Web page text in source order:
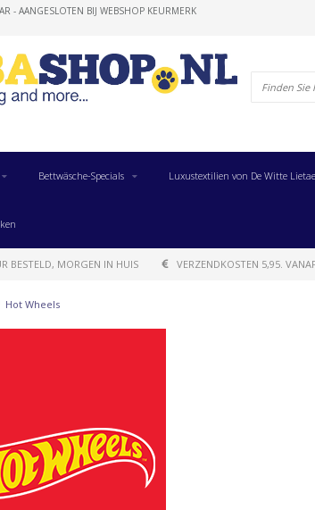
- AANGESLOTEN BIJ WEBSHOP KEURMERK
Bettwäsche-Specials Luxustextilien von De Witte
BESTELD, MORGEN IN HUIS VERZENDKOSTEN 5,95.
Hot Wheels